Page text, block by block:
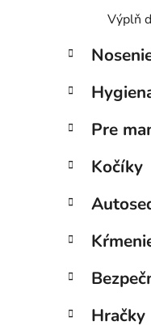
Výplň
Pre
Kočíky
Hračky